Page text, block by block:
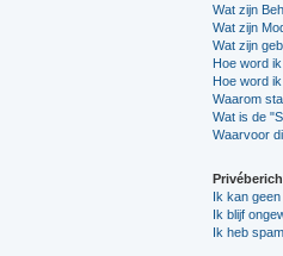
Wat zijn
Wat zijn
Wat zijn
Hoe word
Hoe word
Waarom
Wat is de
Waarvoor
Ik kan
Ik blijf
Ik heb